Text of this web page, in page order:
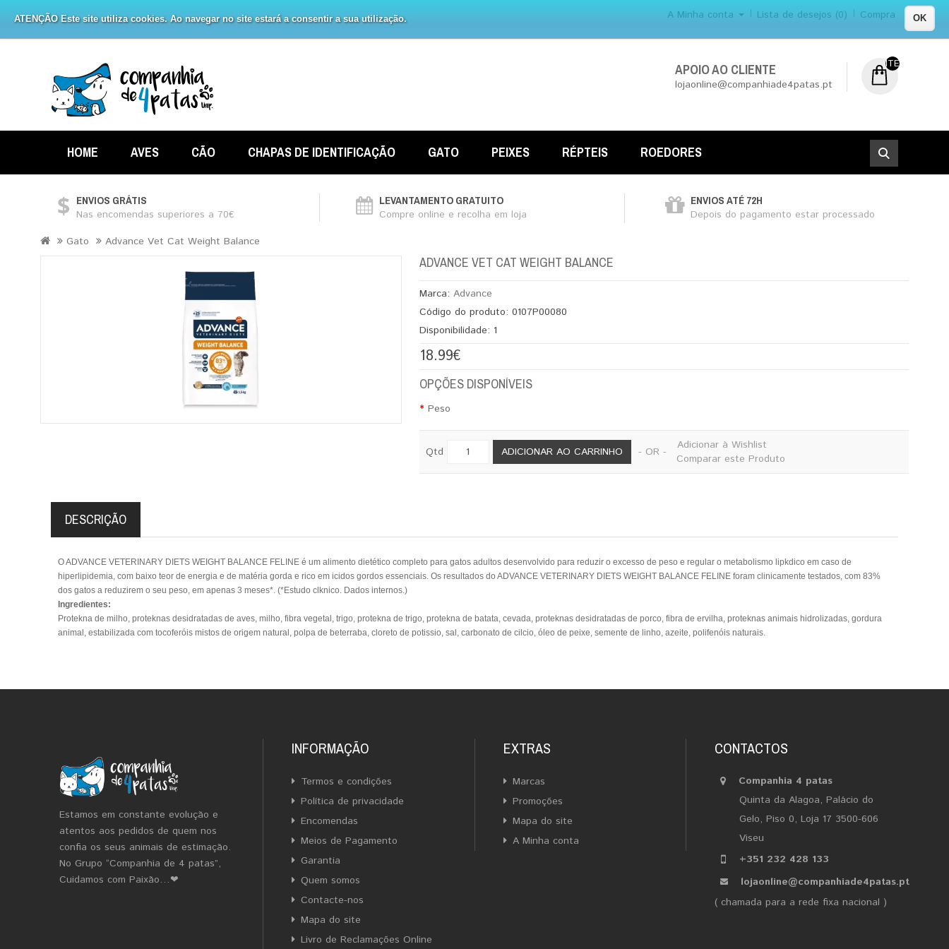
ATENÇÃO Este site utiliza cookies. Ao navegar no site estará a consentir a sua utilização. OK
A Minha conta Lista de desejos (0) Compra
APOIO AO CLIENTE
lojaonline@companhiade4patas.pt
ITEM (NS) DE
HOME AVES CÃO CHAPAS DE IDENTIFICAÇÃO GATO PEIXES RÉPTEIS ROEDORES
ENVIOS GRÁTIS
Nas encomendas superiores a 70€
LEVANTAMENTO GRATUITO
Compre online e recolha em loja
ENVIOS ATÉ 72H
Depois do pagamento estar processado
Gato
Advance Vet Cat Weight Balance
ADVANCE VET CAT WEIGHT BALANCE
Marca: Advance
Código do produto: 0107P00080
Disponibilidade: 1
18.99€
OPÇÕES DISPONÍVEIS
Peso
Qtd ADICIONAR AO CARRINHO - OR -
Adicionar à Wishlist
Comparar este Produto
DESCRIÇÃO
O ADVANCE VETERINARY DIETS WEIGHT BALANCE FELINE é um alimento dietético completo para gatos adultos desenvolvido para reduzir o excesso de peso e regular o metabolismo lipkdico em caso de
hiperlipidemia, com baixo teor de energia e de matéria gorda e rico em icidos gordos essenciais. Os resultados do ADVANCE VETERINARY DIETS WEIGHT BALANCE FELINE foram clinicamente testados, com 83%
dos gatos a reduzirem o seu peso, em apenas 3 meses*. (*Estudo clknico. Dados internos.)
Ingredientes:
Protekna de milho, proteknas desidratadas de aves, milho, fibra vegetal, trigo, protekna de trigo, protekna de batata, cevada, proteknas desidratadas de porco, fibra de ervilha, proteknas animais hidrolizadas, gordura
animal, estabilizada com tocoferóis mistos de origem natural, polpa de beterraba, cloreto de potissio, sal, carbonato de cilcio, óleo de peixe, semente de linho, azeite, polifenóis naturais.
Estamos em constante evolução e
atentos aos pedidos de quem nos
confia os seus animais de estimação.
No Grupo “Companhia de 4 patas”,
Cuidamos com Paixão…❤
INFORMAÇÃO
Termos e condições
Política de privacidade
Encomendas
Meios de Pagamento
Garantia
Quem somos
Contacte-nos
Mapa do site
Livro de Reclamações Online
EXTRAS
Marcas
Promoções
Mapa do site
A Minha conta
CONTACTOS
Companhia 4 patas
Quinta da Alagoa, Palácio do
Gelo, Piso 0, Loja 17 3500-606
Viseu
+351 232 428 133
lojaonline@companhiade4patas.pt
( chamada para a rede fixa nacional )